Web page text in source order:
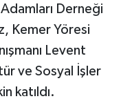
Derneği
Kemer Yöresi
Levent
ve Sosyal İşler
katıldı.